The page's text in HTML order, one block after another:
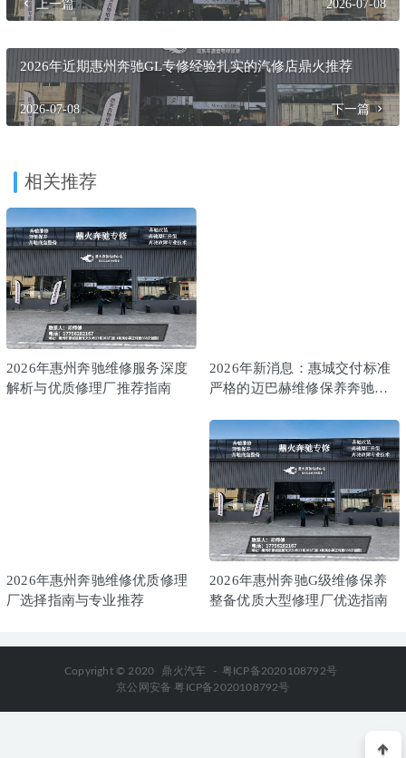
更高额的维修成本并保障行车安全。这正符合2026年新规倡
导的“预防性维护”理念。
收藏 海报 分享链接：https://dhrefit.com/7369/
2026年当前惠州检测设备齐全的奔驰GLE维修厂专业解析
上一篇
2026年近期惠州奔驰GL专修经验扎实的汽修店鼎火推荐
2026-07-08
2026年惠州奔驰维修服务深度
解析与优质修理厂推荐指南
2026年新消息：惠城交付标准
严格的迈巴赫维修保养奔驰专